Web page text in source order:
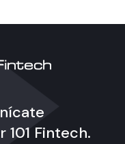
101 Fintech.